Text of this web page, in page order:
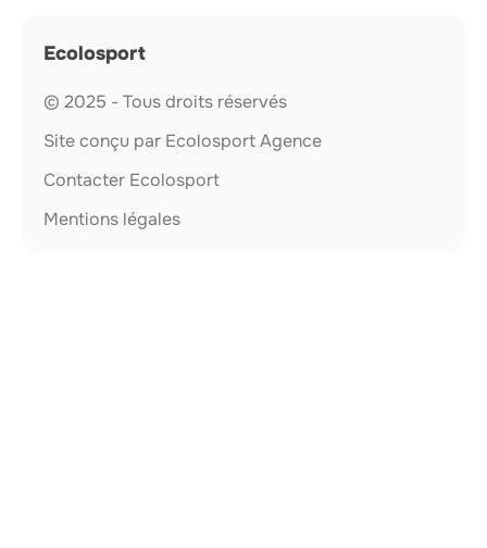
Ecolosport
© 2025 - Tous droits réservés
Site conçu par Ecolosport Agence
Contacter Ecolosport
Mentions légales